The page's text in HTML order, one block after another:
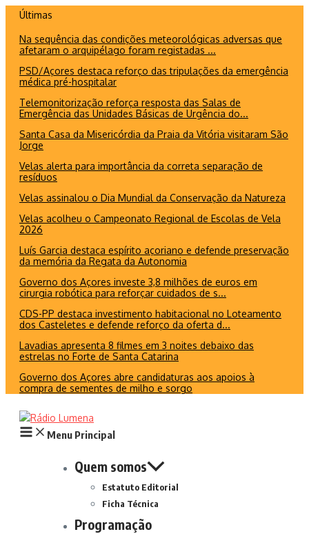
conteúdo
Últimas
Na sequência das condições meteorológicas adversas que
afetaram o arquipélago foram registadas ...
PSD/Açores destaca reforço das tripulações da emergência
médica pré-hospitalar
Telemonitorização reforça resposta das Salas de
Emergência das Unidades Básicas de Urgência do...
Santa Casa da Misericórdia da Praia da Vitória visitaram São
Jorge
Velas alerta para importância da correta separação de
resíduos
Velas assinalou o Dia Mundial da Conservação da Natureza
Velas acolheu o Campeonato Regional de Escolas de Vela
2026
Luís Garcia destaca espírito açoriano e defende preservação
da memória da Regata da Autonomia
Governo dos Açores investe 3,8 milhões de euros em
cirurgia robótica para reforçar cuidados de s...
CDS-PP destaca investimento habitacional no Loteamento
dos Casteletes e defende reforço da oferta d...
Lavadias apresenta 8 filmes em 3 noites debaixo das
estrelas no Forte de Santa Catarina
Governo dos Açores abre candidaturas aos apoios à
compra de sementes de milho e sorgo
Menu Principal
Quem somos
Estatuto Editorial
Ficha Técnica
Programação